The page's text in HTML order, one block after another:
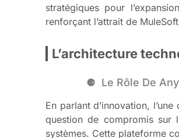
stratégiques pour
renforçant l’attrait de
L’architecture
Le Rôle De
En parlant d’innovation,
question de compromis sur
systèmes. Cette plateforme